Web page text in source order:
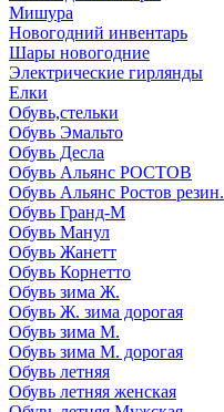
Мишура
Новогодний инвентарь
Шары новогодние
Электрические гирлянды
Елки
Обувь,стельки
Обувь Эмальто
Обувь Десла
Обувь Альянс РОСТОВ
Обувь Альянс Ростов резин.
Обувь Гранд-М
Обувь Манул
Обувь Жанетт
Обувь Корнетто
Обувь зима Ж.
Обувь Ж. зима дорогая
Обувь зима М.
Обувь зима М. дорогая
Обувь летняя
Обувь летняя женская